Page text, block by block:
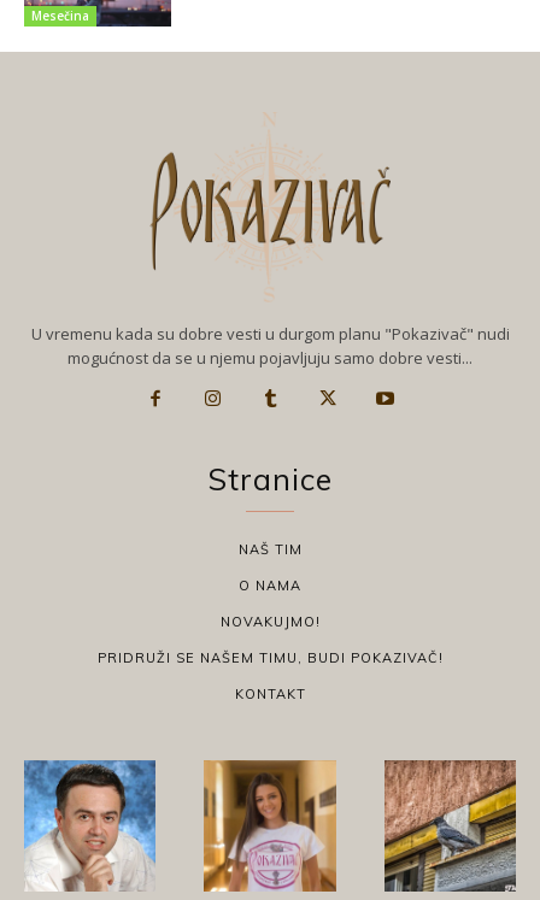
Mesečina
U vremenu kada su dobre vesti u durgom planu "Pokazivač" nudi
mogućnost da se u njemu pojavljuju samo dobre vesti...
Stranice
NAŠ TIM
O NAMA
NOVAKUJMO!
PRIDRUŽI SE NAŠEM TIMU, BUDI POKAZIVAČ!
KONTAKT